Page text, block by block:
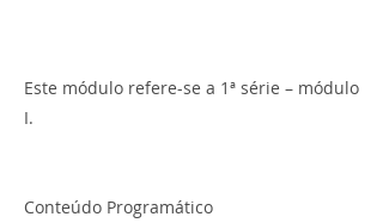
Este módulo refere-se a 1ª série – módulo
I.
Conteúdo Programático